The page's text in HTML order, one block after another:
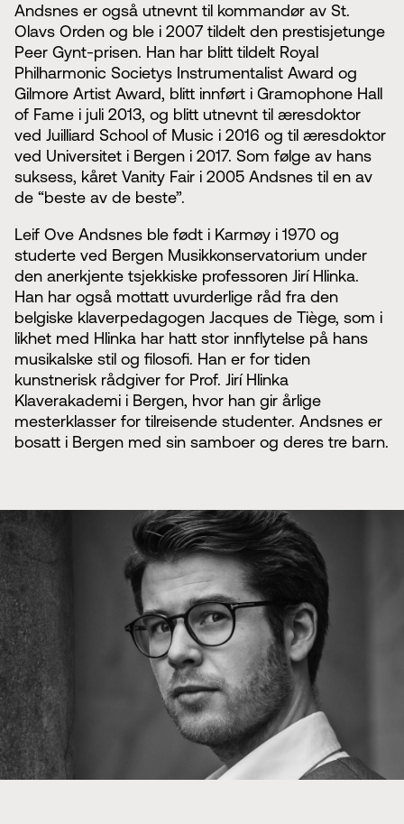
Andsnes er også utnevnt til kommandør av St.
Olavs Orden og ble i 2007 tildelt den prestisjetunge
Peer Gynt-prisen. Han har blitt tildelt Royal
Philharmonic Societys Instrumentalist Award og
Gilmore Artist Award, blitt innført i Gramophone Hall
of Fame i juli 2013, og blitt utnevnt til æresdoktor
ved Juilliard School of Music i 2016 og til æresdoktor
ved Universitet i Bergen i 2017. Som følge av hans
suksess, kåret Vanity Fair i 2005 Andsnes til en av
de “beste av de beste”.
Leif Ove Andsnes ble født i Karmøy i 1970 og
studerte ved Bergen Musikkonservatorium under
den anerkjente tsjekkiske professoren Jirí Hlinka.
Han har også mottatt uvurderlige råd fra den
belgiske klaverpedagogen Jacques de Tiège, som i
likhet med Hlinka har hatt stor innflytelse på hans
musikalske stil og filosofi. Han er for tiden
kunstnerisk rådgiver for Prof. Jirí Hlinka
Klaverakademi i Bergen, hvor han gir årlige
mesterklasser for tilreisende studenter. Andsnes er
bosatt i Bergen med sin samboer og deres tre barn.